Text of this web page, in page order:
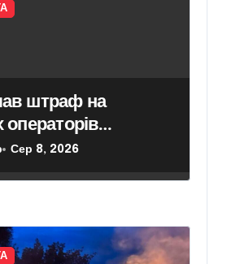
штраф на
операторів
у розмірі 313
Сер 8, 2026